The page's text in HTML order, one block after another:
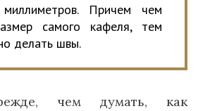
Причем чем
самого кафеля, тем
делать швы.
чем думать, как